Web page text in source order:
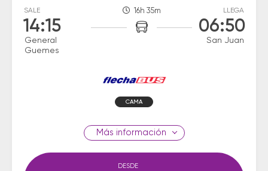
SALE
14:15
General
Guemes
16h 35m LLEGA
06:50
San Juan
CAMA
información
DESDE